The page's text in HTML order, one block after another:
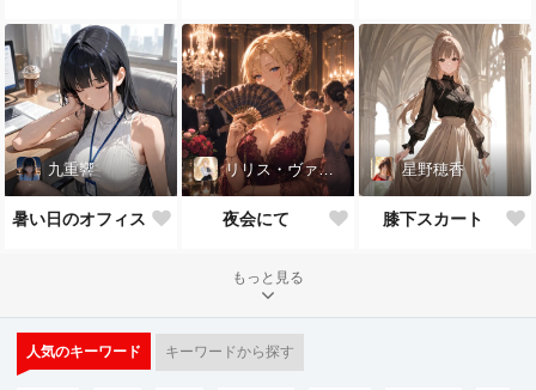
九重響
暑い日のオフィス
リリス・ヴァレンタイン
夜会にて
星野穂香
膝下スカート
もっと見る
人気のキーワード キーワードから探す